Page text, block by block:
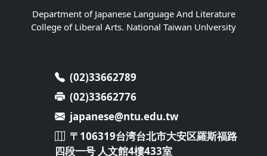
Department of Japanese Language And Literature
College of Liberal Arts. National Taiwan Unlversity
(02)33662789
(02)33662776
japanese@ntu.edu.tw
〒106319台湾台北市大安区羅斯福路
四段一号 人文館4樓433室